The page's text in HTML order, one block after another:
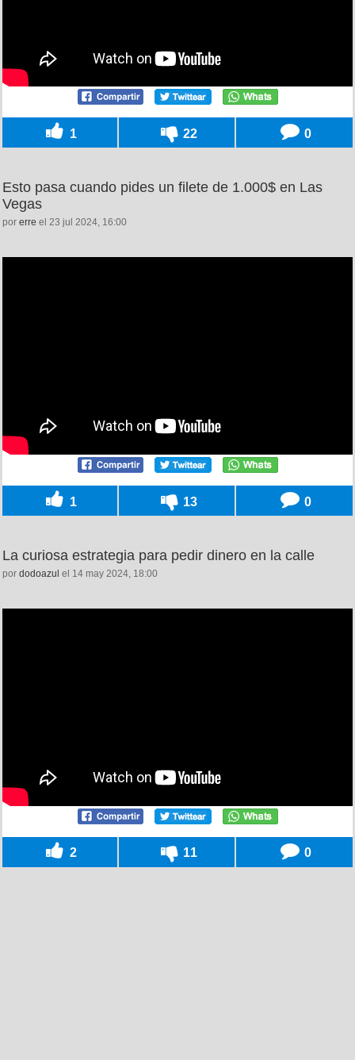
1 22 0
Esto pasa cuando pides un filete de 1.000$ en Las
Vegas
por erre el 23 jul 2024, 16:00
1 13 0
La curiosa estrategia para pedir dinero en la calle
por dodoazul el 14 may 2024, 18:00
2 11 0